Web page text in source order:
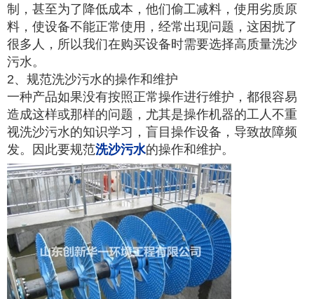
制，甚至为了降低成本，他们偷工减料，使用劣质原
料，使设备不能正常使用，经常出现问题，这困扰了
很多人，所以我们在购买设备时需要选择高质量洗沙
污水。
2、规范洗沙污水的操作和维护
一种产品如果没有按照正常操作进行维护，都很容易
造成这样或那样的问题，尤其是操作机器的工人不重
视洗沙污水的知识学习，盲目操作设备，导致故障频
发。因此要规范洗沙污水的操作和维护。